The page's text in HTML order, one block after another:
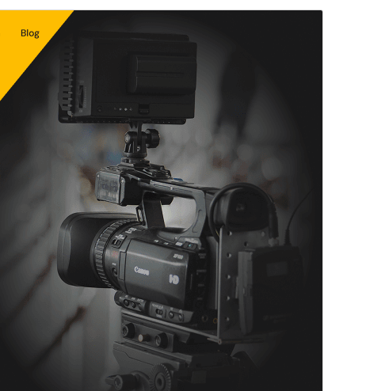
Previzualizează
Versiune
Ultima actualizare
Instalări active
Versiune WordPress
Prima pagină a temei